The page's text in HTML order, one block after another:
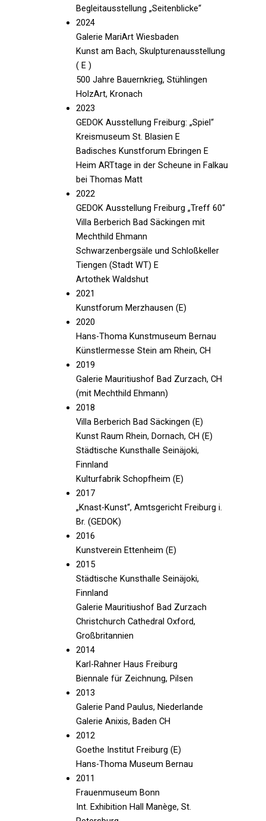
Begleitausstellung „Seitenblicke“
2024
Galerie MariArt Wiesbaden
Kunst am Bach, Skulpturenausstellung
( E )
500 Jahre Bauernkrieg, Stühlingen
HolzArt, Kronach
2023
GEDOK Ausstellung Freiburg: „Spiel“
Kreismuseum St. Blasien E
Badisches Kunstforum Ebringen E
Heim ARTtage in der Scheune in Falkau
bei Thomas Matt
2022
GEDOK Ausstellung Freiburg „Treff 60“
Villa Berberich Bad Säckingen mit
Mechthild Ehmann
Schwarzenbergsäle und Schloßkeller
Tiengen (Stadt WT) E
Artothek Waldshut
2021
Kunstforum Merzhausen (E)
2020
Hans-Thoma Kunstmuseum Bernau
Künstlermesse Stein am Rhein, CH
2019
Galerie Mauritiushof Bad Zurzach, CH
(mit Mechthild Ehmann)
2018
Villa Berberich Bad Säckingen (E)
Kunst Raum Rhein, Dornach, CH (E)
Städtische Kunsthalle Seinäjoki,
Finnland
Kulturfabrik Schopfheim (E)
2017
„Knast-Kunst“, Amtsgericht Freiburg i.
Br. (GEDOK)
2016
Kunstverein Ettenheim (E)
2015
Städtische Kunsthalle Seinäjoki,
Finnland
Galerie Mauritiushof Bad Zurzach
Christchurch Cathedral Oxford,
Großbritannien
2014
Karl-Rahner Haus Freiburg
Biennale für Zeichnung, Pilsen
2013
Galerie Pand Paulus, Niederlande
Galerie Anixis, Baden CH
2012
Goethe Institut Freiburg (E)
Hans-Thoma Museum Bernau
2011
Frauenmuseum Bonn
Int. Exhibition Hall Manège, St.